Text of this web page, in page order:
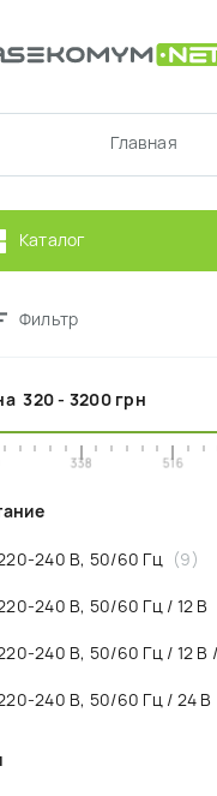
Главная
Каталог
Фильтр
320- 3200грн
338 516
240 В, 50/60 Гц 9
240 В, 50/60 Гц / 12 В
240 В, 50/60 Гц / 12 В
240 В, 50/60 Гц / 24 В